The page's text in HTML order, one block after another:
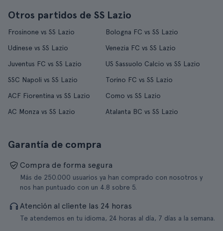
Otros partidos de SS Lazio
Frosinone vs SS Lazio
Bologna FC vs SS Lazio
Udinese vs SS Lazio
Venezia FC vs SS Lazio
Juventus FC vs SS Lazio
US Sassuolo Calcio vs SS Lazio
SSC Napoli vs SS Lazio
Torino FC vs SS Lazio
ACF Fiorentina vs SS Lazio
Como vs SS Lazio
AC Monza vs SS Lazio
Atalanta BC vs SS Lazio
Garantía de compra
Compra de forma segura
Más de 250.000 usuarios ya han comprado con nosotros y
nos han puntuado con un 4.8 sobre 5.
Atención al cliente las 24 horas
Te atendemos en tu idioma, 24 horas al día, 7 días a la semana.